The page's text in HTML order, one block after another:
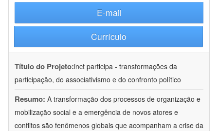
E-mail
Currículo
Título do Projeto:inct participa - transformações da
participação, do associativismo e do confronto político
Resumo: A transformação dos processos de organização e
mobilização social e a emergência de novos atores e
conflitos são fenômenos globais que acompanham a crise da